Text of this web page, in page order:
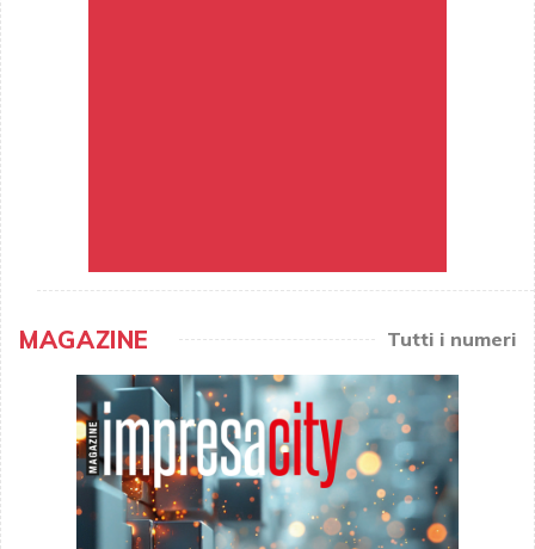
MAGAZINE Tutti i numeri